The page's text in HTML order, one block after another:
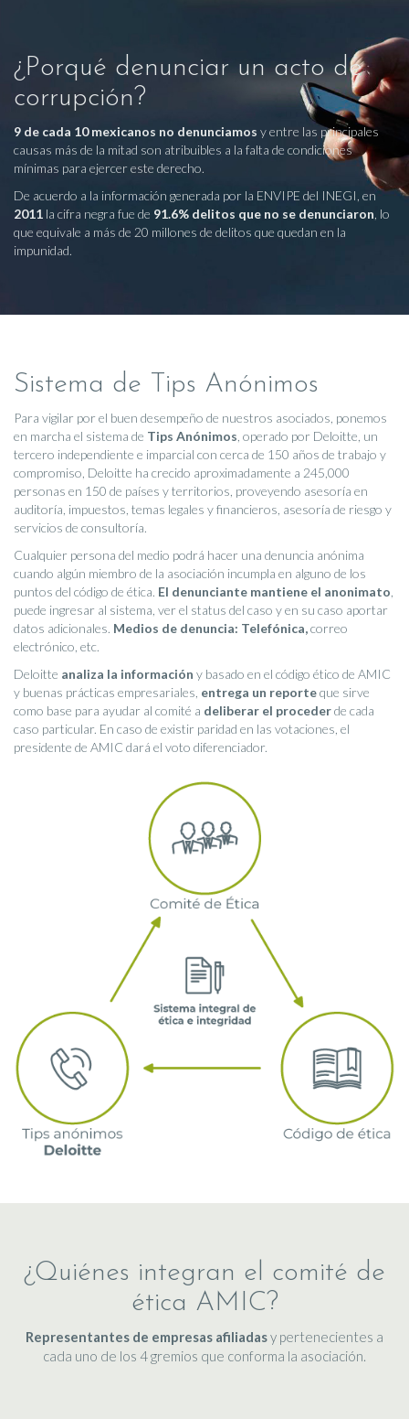
¿Porqué denunciar un acto de
corrupción?
9 de cada 10 mexicanos no denunciamos y entre las principales
causas más de la mitad son atribuibles a la falta de condiciones
mínimas para ejercer este derecho.
De acuerdo a la información generada por la ENVIPE del INEGI, en
2011 la cifra negra fue de 91.6% delitos que no se denunciaron , lo
que equivale a más de 20 millones de delitos que quedan en la
impunidad.
Sistema de Tips Anónimos
Para vigilar por el buen desempeño de nuestros asociados, ponemos
en marcha el sistema de Tips Anónimos , operado por Deloitte, un
tercero independiente e imparcial con cerca de 150 años de trabajo y
compromiso, Deloitte ha crecido aproximadamente a 245,000
personas en 150 de países y territorios, proveyendo asesoría en
auditoría, impuestos, temas legales y financieros, asesoría de riesgo y
servicios de consultoría.
Cualquier persona del medio podrá hacer una denuncia anónima
cuando algún miembro de la asociación incumpla en alguno de los
puntos del código de ética. El denunciante mantiene el anonimato
puede ingresar al sistema, ver el status del caso y en su caso aportar
datos adicionales. Medios de denuncia: Telefónica,correo
electrónico, etc.
Deloitte analiza la información y basado en el código ético de AMIC
y buenas prácticas empresariales, entrega un reporteque sirve
como base para ayudar al comité a deliberar el procederde cada
caso particular. En caso de existir paridad en las votaciones, el
presidente de AMIC dará el voto diferenciador.
¿Quiénes integran el comité de
ética AMIC?
Representantes de empresas afiliadasy pertenecientes a
cada uno de los 4 gremios que conforma la asociación.